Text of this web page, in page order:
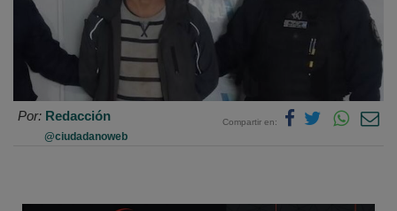
Por: Redacción
@ciudadanoweb
Compartir en: